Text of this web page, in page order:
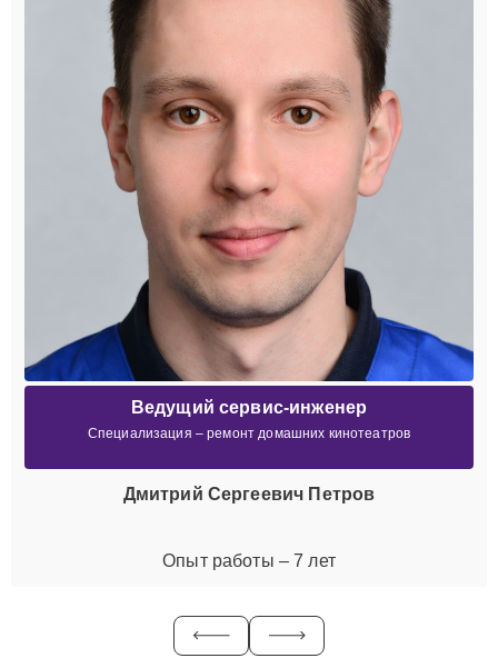
Ведущий сервис-инженер
Специализация – ремонт домашних кинотеатров
Дмитрий Сергеевич Петров
Опыт работы – 7 лет